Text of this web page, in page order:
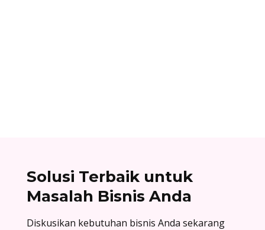
Solusi Terbaik untuk
Masalah Bisnis Anda
Diskusikan kebutuhan bisnis Anda sekarang